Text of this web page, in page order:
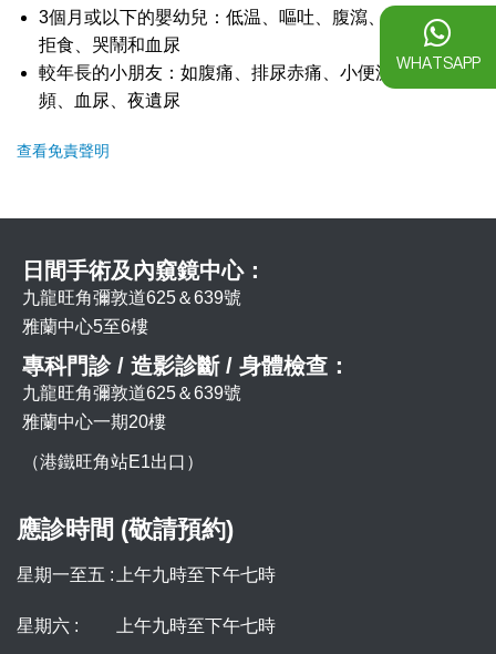
3個月或以下的嬰幼兒：低温、嘔吐、腹瀉、持續黃疸、
拒食、哭鬧和血尿
較年長的小朋友：如腹痛、排尿赤痛、小便濃濁、尿
頻、血尿、夜遺尿
查看免責聲明
日間手術及內窺鏡中心：
九龍旺角彌敦道625＆639號
雅蘭中心5至6樓
專科門診 / 造影診斷 / 身體檢查：
九龍旺角彌敦道625＆639號
雅蘭中心一期20樓
（港鐵旺角站E1出口）
應診時間 (敬請預約)
星期一至五 : 上午九時至下午七時
星期六 : 上午九時至下午七時
WHATSAPP